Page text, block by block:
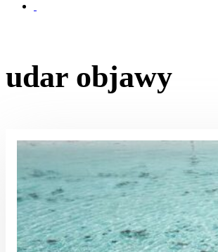
udar objawy